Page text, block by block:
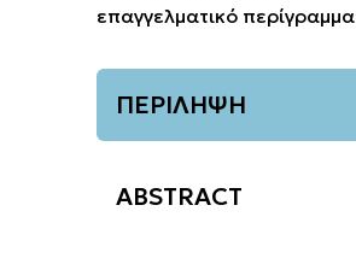
επαγγελματικό περίγραμμα
ΠΕΡΙΛΗΨΗ
ABSTRACT